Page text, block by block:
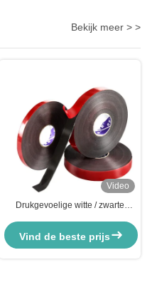
Bekijk meer > >
Video
Drukgevoelige witte / zwarte
schuim voor het afdichten van
kartonnen
Vind de beste prijs